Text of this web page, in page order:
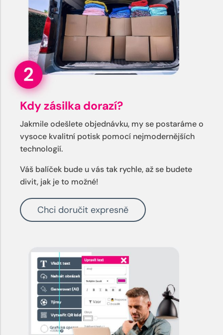
Kdy zásilka dorazí?
Jakmile odešlete objednávku, my se postaráme o
vysoce kvalitní potisk pomocí nejmodernějších
technologií.
Váš balíček bude u vás tak rychle, až se budete
divit, jak je to možné!
Chci doručit expresně